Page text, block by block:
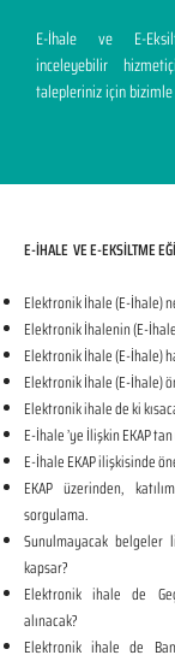
E-İhale ve E-
inceleyebilir
talepleriniz için
E-İHALE VE E-EKSİLTME
Elektronik İhale (E-İhale)
Elektronik İhalenin (E-
Elektronik İhale (E-İhale)
Elektronik İhale (E-İhale)
Elektronik ihale de ki
E-İhale ’ye İlişkin EKAP
E-İhale EKAP ilişkisinde
EKAP üzerinden,
sorgulama.
Sunulmayacak
kapsar?
Elektronik ihale de
alınacak?
Elektronik ihale de